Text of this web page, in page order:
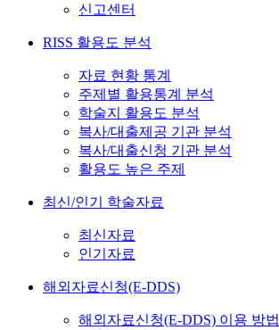
신고센터
RISS 활용도 분석
자료 현황 통계
주제별 활용통계 분석
학술지 활용도 분석
복사/대출제공 기관 분석
복사/대출신청 기관 분석
활용도 높은 주제
최신/인기 학술자료
최신자료
인기자료
해외자료신청(E-DDS)
해외자료신청(E-DDS) 이용 방법